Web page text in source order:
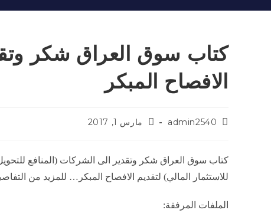
كتاب سوق العراق شكر
الافصاح المبكر
admin2540 مارس 1, 2017
كتاب سوق العراق شكر وتقدير الى الشركات (المنافع للتحويل
للاستثمار المالي) لتقديم الافصاح المبكر… للمزيد من
الملفات المرفقة: